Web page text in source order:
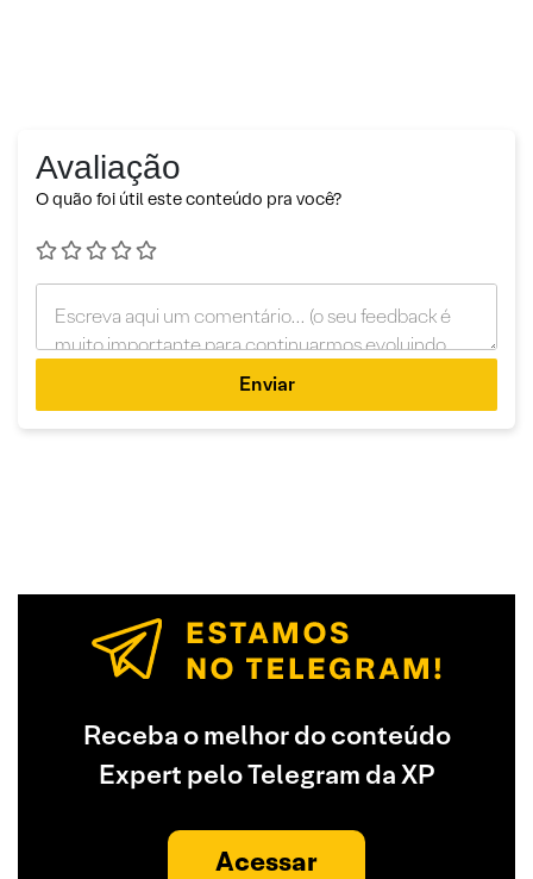
Avaliação
O quão foi útil este conteúdo pra você?
Enviar
Receba o melhor do conteúdo
Expert pelo Telegram da XP
Acessar